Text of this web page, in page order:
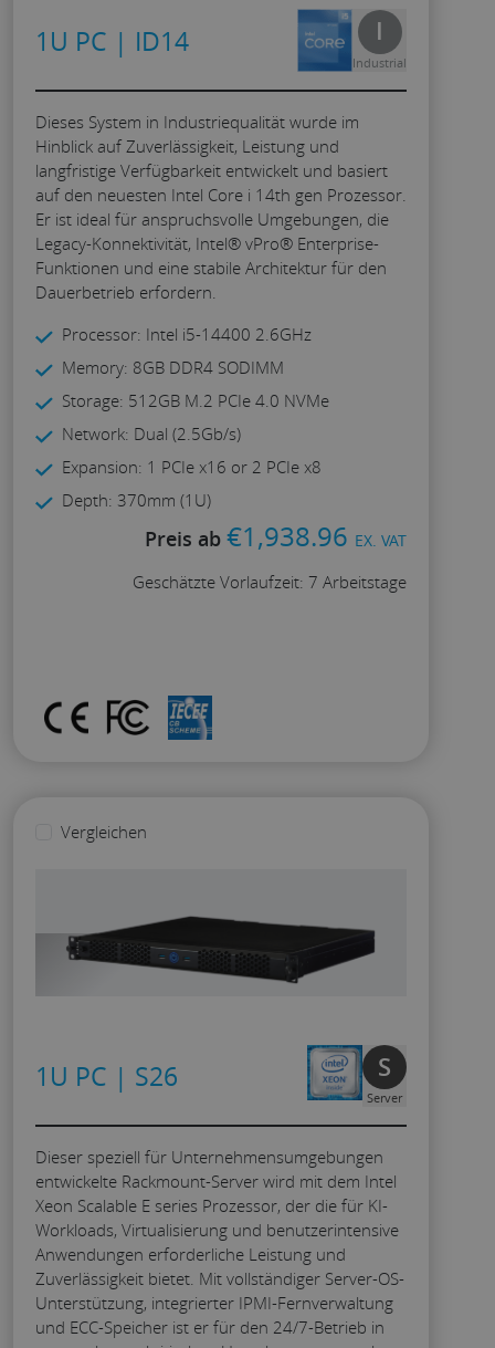
1U PC | ID14 I
Industrial
Dieses System in Industriequalität wurde im
Hinblick auf Zuverlässigkeit, Leistung und
langfristige Verfügbarkeit entwickelt und basiert
auf den neuesten Intel Core i 14th gen Prozessor.
Er ist ideal für anspruchsvolle Umgebungen, die
Legacy-Konnektivität, Intel® vPro® Enterprise-
Funktionen und eine stabile Architektur für den
Dauerbetrieb erfordern.
Processor: Intel i5-14400 2.6GHz
Memory: 8GB DDR4 SODIMM
Storage: 512GB M.2 PCIe 4.0 NVMe
Network: Dual (2.5Gb/s)
Expansion: 1 PCIe x16 or 2 PCIe x8
Depth: 370mm (1U)
Preis ab €1,938.96 EX. VAT
Geschätzte Vorlaufzeit: 7 Arbeitstage
Vergleichen
1U PC | S26 S
Server
Dieser speziell für Unternehmensumgebungen
entwickelte Rackmount-Server wird mit dem Intel
Xeon Scalable E series Prozessor, der die für KI-
Workloads, Virtualisierung und benutzerintensive
Anwendungen erforderliche Leistung und
Zuverlässigkeit bietet. Mit vollständiger Server-OS-
Unterstützung, integrierter IPMI-Fernverwaltung
und ECC-Speicher ist er für den 24/7-Betrieb in